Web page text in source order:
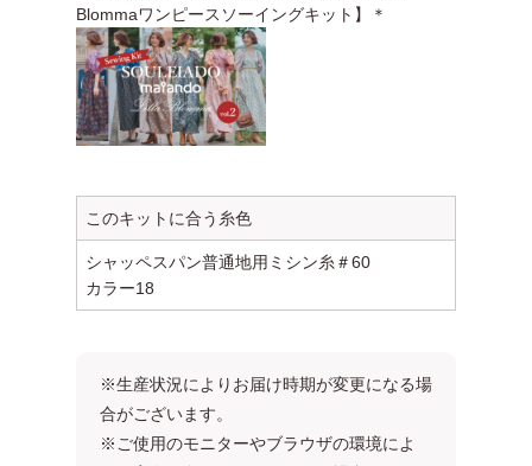
Blommaワンピースソーイングキット】＊
このキットに合う糸色
シャッペスパン普通地用ミシン糸＃60
カラー18
※生産状況によりお届け時期が変更になる場
合がございます。
※ご使用のモニターやブラウザの環境によ